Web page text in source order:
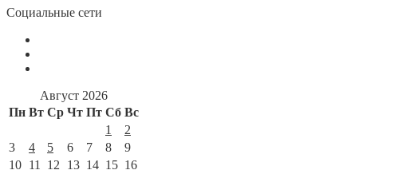
Социальные сети
Август 2026
Пн Вт Ср Чт Пт Сб Вс
1
2
3
4 5 6 7 8
9
10 11 12 13 14 15 16